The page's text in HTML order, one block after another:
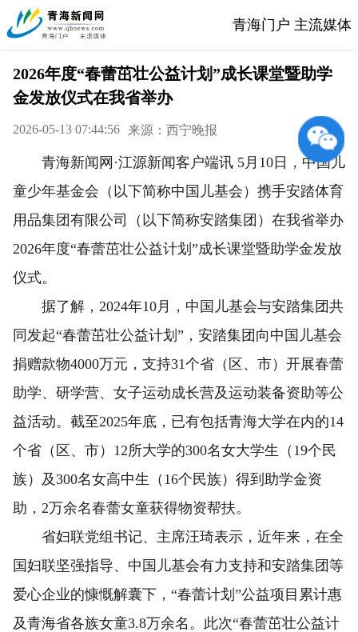
青海门户 主流媒体
2026年度“春蕾茁壮公益计划”成长课堂暨助学
金发放仪式在我省举办
2026-05-13 07:44:56 来源：西宁晚报
青海新闻网·江源新闻客户端讯 5月10日，中国儿
童少年基金会（以下简称中国儿基会）携手安踏体育
用品集团有限公司（以下简称安踏集团）在我省举办
2026年度“春蕾茁壮公益计划”成长课堂暨助学金发放
仪式。
据了解，2024年10月，中国儿基会与安踏集团共
同发起“春蕾茁壮公益计划”，安踏集团向中国儿基会
捐赠款物4000万元，支持31个省（区、市）开展春蕾
助学、研学营、女子运动成长营及运动装备资助等公
益活动。截至2025年底，已有包括青海大学在内的14
个省（区、市）12所大学的300名女大学生（19个民
族）及300名女高中生（16个民族）得到助学金资
助，2万余名春蕾女童获得物资帮扶。
省妇联党组书记、主席汪琦表示，近年来，在全
国妇联坚强指导、中国儿基会有力支持和安踏集团等
爱心企业的慷慨解囊下，“春蕾计划”公益项目累计惠
及青海省各族女童3.8万余名。此次“春蕾茁壮公益计